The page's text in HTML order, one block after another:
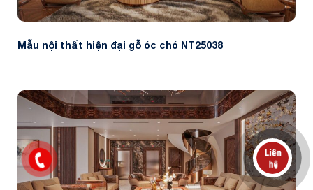
Mẫu nội thất hiện đại gỗ óc chó NT25038